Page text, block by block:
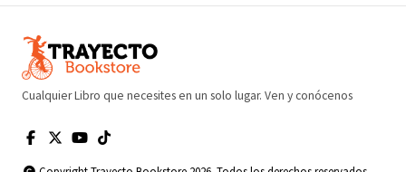
Cualquier Libro que necesites en un solo lugar. Ven y conócenos